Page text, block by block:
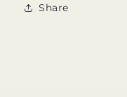
Share